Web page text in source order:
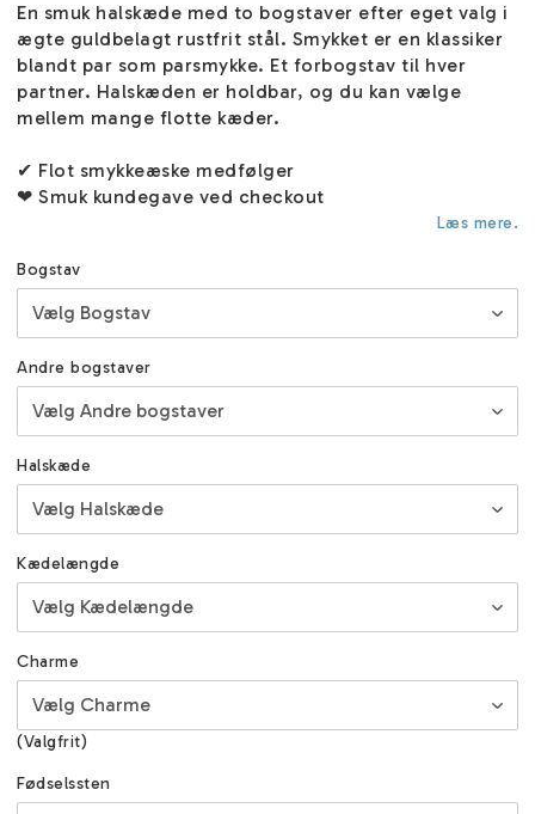
En smuk halskæde med to bogstaver efter eget valg i
ægte guldbelagt rustfrit stål. Smykket er en klassiker
blandt par som parsmykke. Et forbogstav til hver
partner. Halskæden er holdbar, og du kan vælge
mellem mange flotte kæder.
✔ Flot smykkeæske medfølger
❤ Smuk kundegave ved checkout
Læs mere.
Bogstav
Andre bogstaver
Halskæde
Kædelængde
Charme
(Valgfrit)
Fødselssten